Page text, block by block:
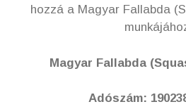
hozzá a Magyar Fallabda
Magyar Fallabda
Adószám: